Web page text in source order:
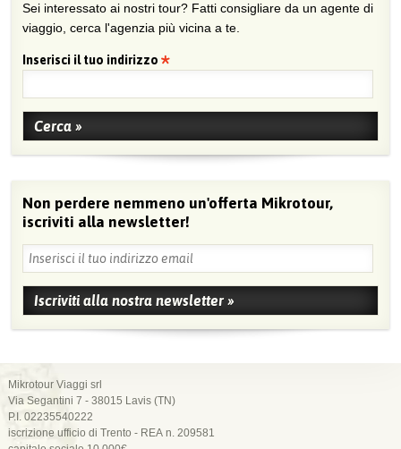
Sei interessato ai nostri tour? Fatti consigliare da un agente di
viaggio, cerca l'agenzia più vicina a te.
Inserisci il tuo indirizzo
Non perdere nemmeno un'offerta Mikrotour,
iscriviti alla newsletter!
Mikrotour Viaggi srl
Via Segantini 7 - 38015 Lavis (TN)
P.I. 02235540222
iscrizione ufficio di Trento - REA n. 209581